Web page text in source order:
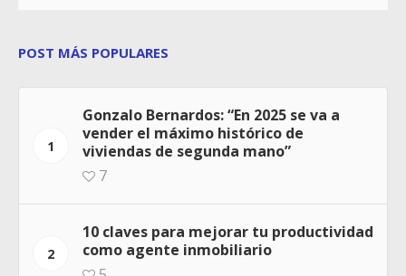
POST MÁS POPULARES
1
Gonzalo Bernardos: “En 2025 se va a
vender el máximo histórico de
viviendas de segunda mano”
7
2
10 claves para mejorar tu productividad
como agente inmobiliario